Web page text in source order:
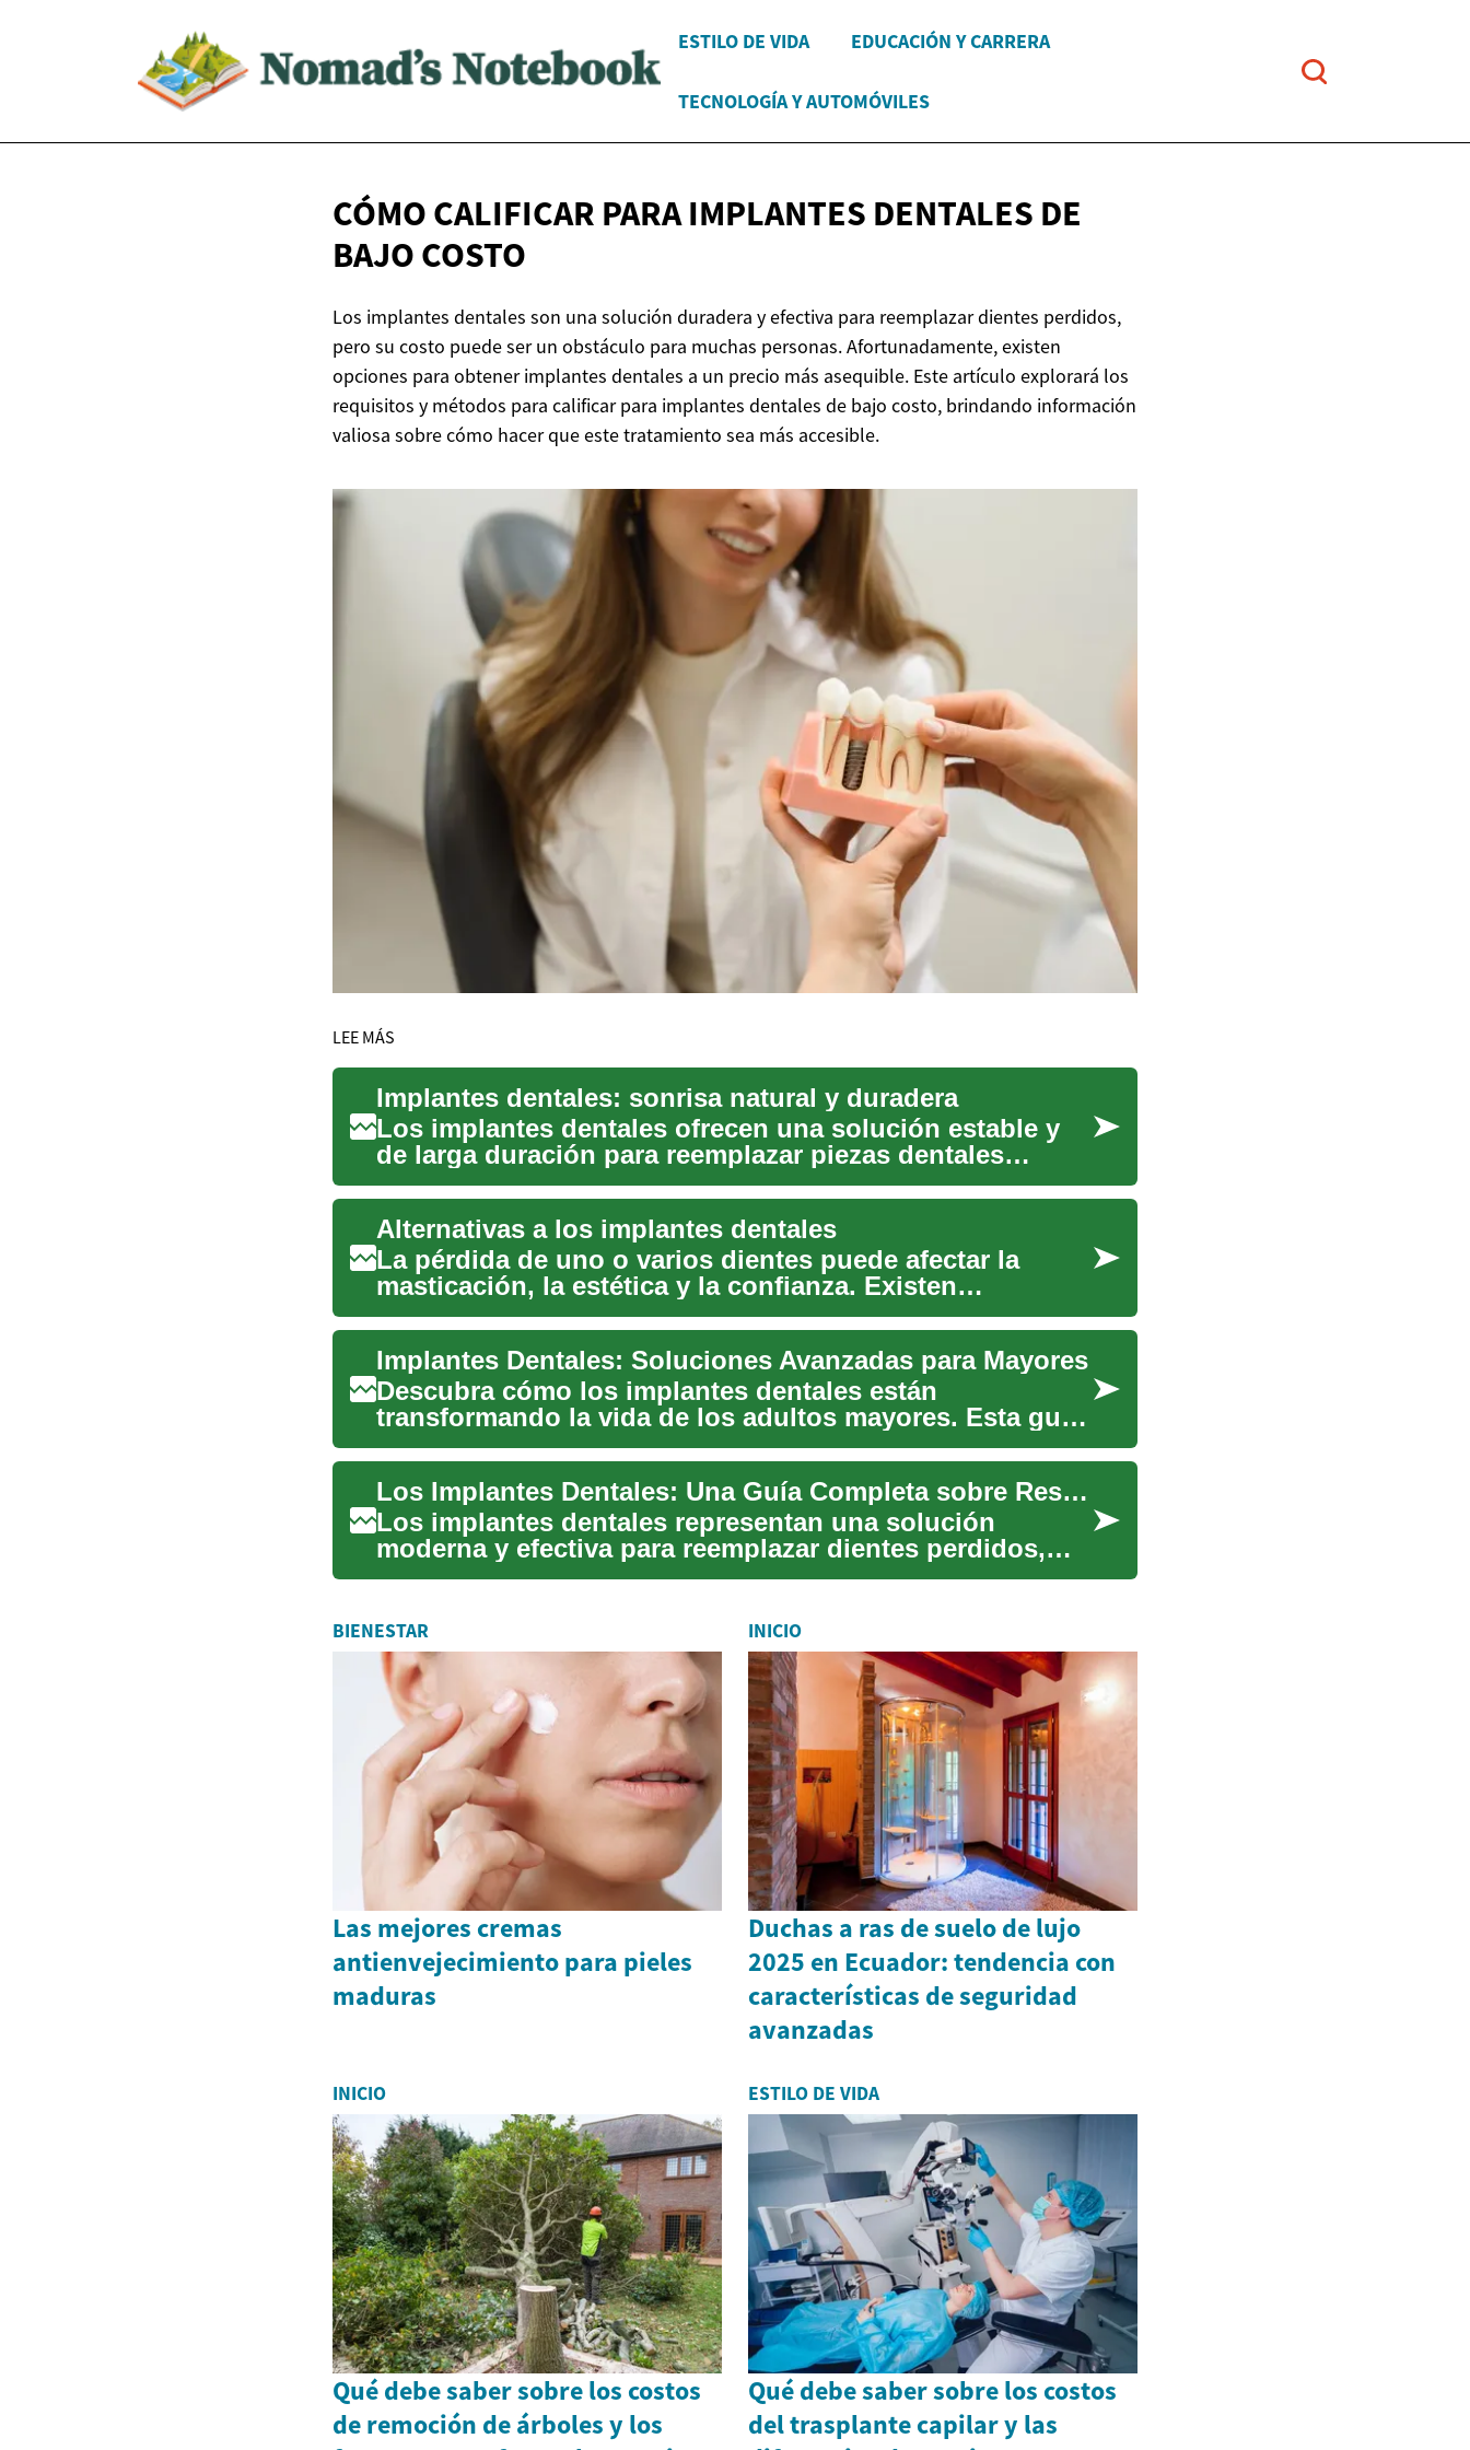
ESTILO DE VIDA EDUCACIÓN Y CARRERA
TECNOLOGÍA Y AUTOMÓVILES
CÓMO CALIFICAR PARA IMPLANTES DENTALES DE
BAJO COSTO
Los implantes dentales son una solución duradera y efectiva para reemplazar dientes perdidos,
pero su costo puede ser un obstáculo para muchas personas. Afortunadamente, existen
opciones para obtener implantes dentales a un precio más asequible. Este artículo explorará los
requisitos y métodos para calificar para implantes dentales de bajo costo, brindando información
valiosa sobre cómo hacer que este tratamiento sea más accesible.
LEE MÁS
Implantes dentales: sonrisa natural y duradera
Los implantes dentales ofrecen una solución estable y
de larga duración para reemplazar piezas dentales
perdidas. Al ...
Alternativas a los implantes dentales
La pérdida de uno o varios dientes puede afectar la
masticación, la estética y la confianza. Existen
alternativas a l...
Implantes Dentales: Soluciones Avanzadas para Mayores
Descubra cómo los implantes dentales están
transformando la vida de los adultos mayores. Esta guía
explora los múltip...
Los Implantes Dentales: Una Guía Completa sobre Restauración Dental Permanente
Los implantes dentales representan una solución
moderna y efectiva para reemplazar dientes perdidos,
ofreciendo una a...
BIENESTAR
Las mejores cremas
antienvejecimiento para pieles
maduras
INICIO
Duchas a ras de suelo de lujo
2025 en Ecuador: tendencia con
características de seguridad
avanzadas
INICIO
Qué debe saber sobre los costos
de remoción de árboles y los
ESTILO DE VIDA
Qué debe saber sobre los costos
del trasplante capilar y las